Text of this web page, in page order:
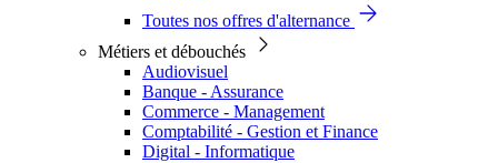
Toutes nos offres d'alternance
Métiers et débouchés
Audiovisuel
Banque - Assurance
Commerce - Management
Comptabilité - Gestion et Finance
Digital - Informatique